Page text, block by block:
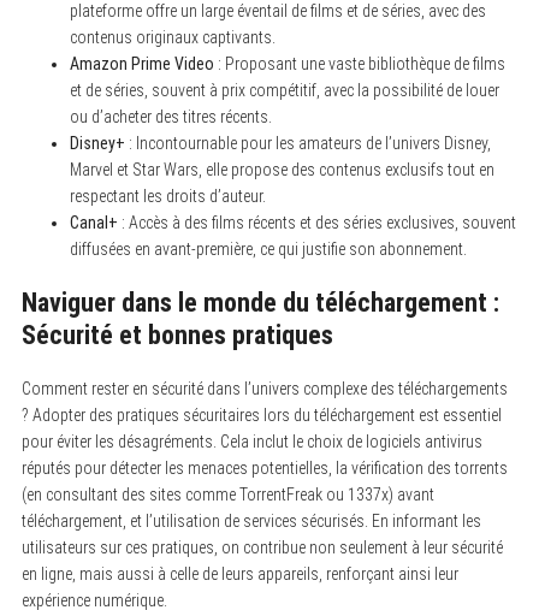
plateforme offre un large éventail de films et de séries, avec des
contenus originaux captivants.
Amazon Prime Video : Proposant une vaste bibliothèque de films
et de séries, souvent à prix compétitif, avec la possibilité de louer
ou d’acheter des titres récents.
Disney+ : Incontournable pour les amateurs de l’univers Disney,
Marvel et Star Wars, elle propose des contenus exclusifs tout en
respectant les droits d’auteur.
Canal+ : Accès à des films récents et des séries exclusives, souvent
diffusées en avant-première, ce qui justifie son abonnement.
Naviguer dans le monde du téléchargement :
Sécurité et bonnes pratiques
Comment rester en sécurité dans l’univers complexe des téléchargements
? Adopter des pratiques sécuritaires lors du téléchargement est essentiel
pour éviter les désagréments. Cela inclut le choix de logiciels antivirus
réputés pour détecter les menaces potentielles, la vérification des torrents
(en consultant des sites comme TorrentFreak ou 1337x) avant
téléchargement, et l’utilisation de services sécurisés. En informant les
utilisateurs sur ces pratiques, on contribue non seulement à leur sécurité
en ligne, mais aussi à celle de leurs appareils, renforçant ainsi leur
expérience numérique.